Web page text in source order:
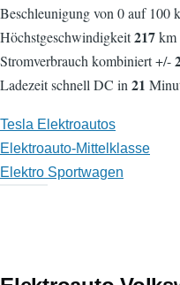
Beschleunigung von 0 auf 100
Höchstgeschwindigkeit217km
Stromverbrauch kombiniert +/-
Ladezeit schnell DC in 21
Tesla Elektroautos
Elektroauto-Mittelklasse
Elektro Sportwagen